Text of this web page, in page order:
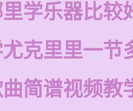
学乐器比较
克里里一节
简谱视频教